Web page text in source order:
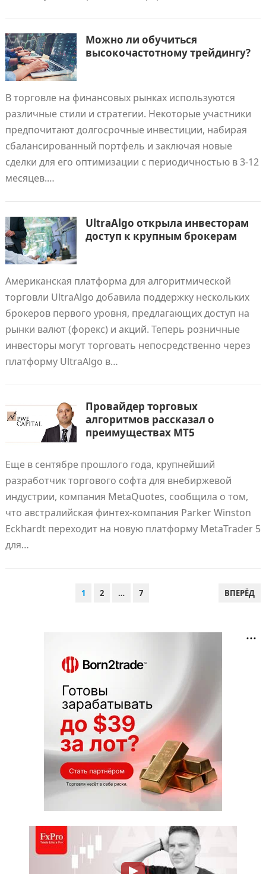
Можно ли обучиться
высокочастотному трейдингу?
В торговле на финансовых рынках используются
различные стили и стратегии. Некоторые участники
предпочитают долгосрочные инвестиции, набирая
сбалансированный портфель и заключая новые
сделки для его оптимизации с периодичностью в 3-12
месяцев.…
UltraAlgo открыла инвесторам
доступ к крупным брокерам
Американская платформа для алгоритмической
торговли UltraAlgo добавила поддержку нескольких
брокеров первого уровня, предлагающих доступ на
рынки валют (форекс) и акций. Теперь розничные
инвесторы могут торговать непосредственно через
платформу UltraAlgo в…
Провайдер торговых
алгоритмов рассказал о
преимуществах MT5
Еще в сентябре прошлого года, крупнейший
разработчик торгового софта для внебиржевой
индустрии, компания MetaQuotes, сообщила о том,
что австралийская финтех-компания Parker Winston
Eckhardt переходит на новую платформу MetaTrader 5
для…
1 2 … 7 ВПЕРЁД